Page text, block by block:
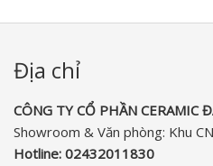
Địa chỉ
CÔNG TY CỔ PHẦN CERAMIC
Showroom & Văn phòng: Khu
Hotline: 02432011830‬